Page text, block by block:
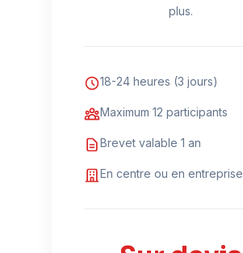
plus.
18-24 heures (3 jours)
Maximum 12 participants
Brevet valable 1 an
En centre ou en entreprise